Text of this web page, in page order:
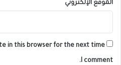
الموقع الإلكتروني
in this browser for the next time
I comment.